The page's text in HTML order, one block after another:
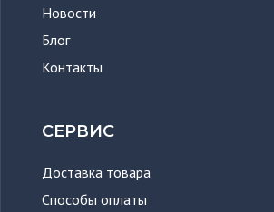
Новости
Блог
Контакты
СЕРВИС
Доставка товара
Способы оплаты